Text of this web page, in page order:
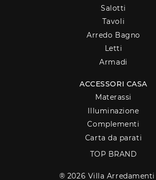
Salotti
Tavoli
Arredo Bagno
Letti
Armadi
ACCESSORI CASA
Materassi
Illuminazione
Complementi
Carta da parati
TOP BRAND
® 2026 Villa Arredamenti